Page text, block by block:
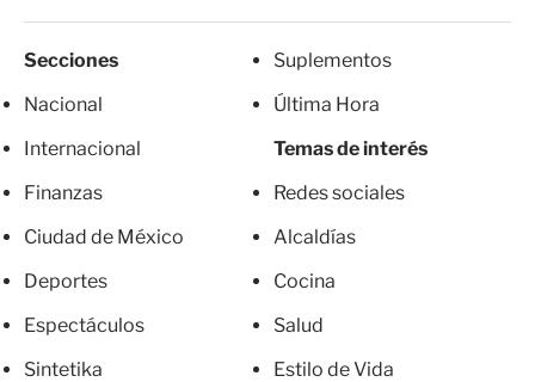
Secciones
Nacional
Internacional
Finanzas
Ciudad de México
Deportes
Espectáculos
Sintetika
Suplementos
Última Hora
Temas de interés
Redes sociales
Alcaldías
Cocina
Salud
Estilo de Vida